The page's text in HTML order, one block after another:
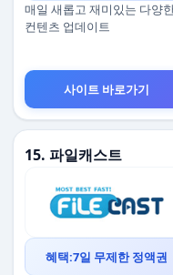
매일 새롭고 재미있는 다양
컨텐츠 업데이트
사이트 바로가기
15. 파일캐스트
혜택:7일 무제한 정액권